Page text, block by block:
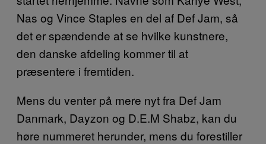
Nas og Vince Staples en del af Def Jam, så
det er spændende at se hvilke kunstnere,
den danske afdeling kommer til at
præsentere i fremtiden.
Mens du venter på mere nyt fra Def Jam
Danmark, Dayzon og D.E.M Shabz, kan du
høre nummeret herunder, mens du forestiller